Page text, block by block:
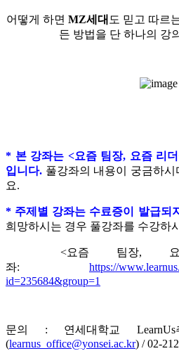
어떻게 하면 MZ세대 도 믿고 따르
든 방법을 단 하나의 강
* 본 강좌는 <요즘 팀장, 요즘 리
입니다. 풀강좌의 내용이 궁금하
요.
* 주제별 강좌는 수료증이 발급되
희망하시는 경우 풀강좌를 수강하
<요즘 팀장, 요
좌: https://
id=235684&group=1
문의 : 연세대학교 LearnUs
(learnus_office@yonsei.ac.kr) / 02-